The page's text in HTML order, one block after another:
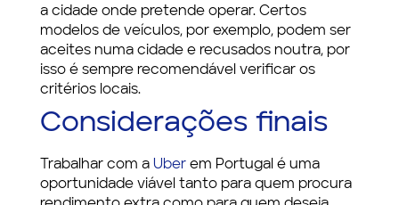
a cidade onde pretende operar. Certos
modelos de veículos, por exemplo, podem ser
aceites numa cidade e recusados noutra, por
isso é sempre recomendável verificar os
critérios locais.
Considerações finais
Trabalhar com a Uberem Portugal é uma
oportunidade viável tanto para quem procura